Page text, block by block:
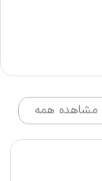
مشاهده همه